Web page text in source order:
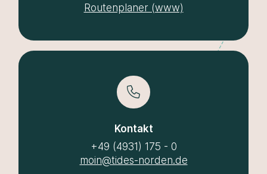
Kontakt
+49 (4931) 175 - 0
moin@tides-norden.de
Routenplaner (www)